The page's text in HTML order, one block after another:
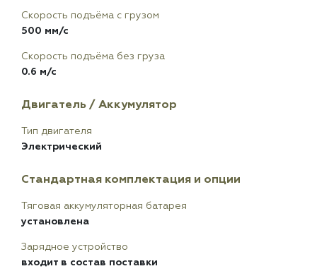
Скорость подъёма с грузом
500 мм/с
Скорость подъёма без груза
0.6 м/с
Двигатель / Аккумулятор
Тип двигателя
Электрический
Стандартная комплектация и опции
Тяговая аккумуляторная батарея
установлена
Зарядное устройство
входит в состав поставки